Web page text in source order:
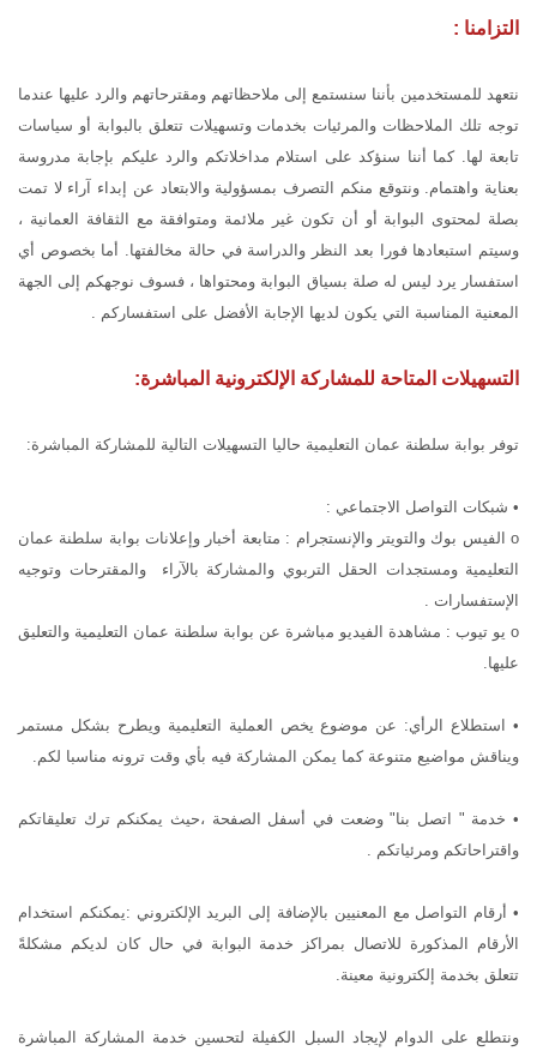
التزامنا :
نتعهد للمستخدمين بأننا سنستمع إلى ملاحظاتهم ومقترحاتهم والرد عليها عندما
توجه تلك الملاحظات والمرئيات بخدمات وتسهيلات تتعلق بالبوابة أو سياسات
تابعة لها. كما أننا سنؤكد على استلام مداخلاتكم والرد عليكم بإجابة مدروسة
بعناية واهتمام. ونتوقع منكم التصرف بمسؤولية والابتعاد عن إبداء آراء لا تمت
بصلة لمحتوى البوابة أو أن تكون غير ملائمة ومتوافقة مع الثقافة العمانية ،
وسيتم استبعادها فورا بعد النظر والدراسة في حالة مخالفتها. أما بخصوص أي
استفسار يرد ليس له صلة بسياق البوابة ومحتواها ، فسوف نوجهكم إلى الجهة
المعنية المناسبة التي يكون لديها الإجابة الأفضل على استفساركم .
التسهيلات المتاحة للمشاركة الإلكترونية المباشرة:
توفر بوابة سلطنة عمان التعليمية حاليا التسهيلات التالية للمشاركة المباشرة:
• شبكات التواصل الاجتماعي :
o الفيس بوك والتويتر والإنستجرام : متابعة أخبار وإعلانات بوابة سلطنة عمان
التعليمية ومستجدات الحقل التربوي والمشاركة بالآراء والمقترحات وتوجيه
الإستفسارات .
o يو تيوب : مشاهدة الفيديو مباشرة عن بوابة سلطنة عمان التعليمية والتعليق
عليها.
• استطلاع الرأي: عن موضوع يخص العملية التعليمية ويطرح بشكل مستمر
ويناقش مواضيع متنوعة كما يمكن المشاركة فيه بأي وقت ترونه مناسبا لكم.
• خدمة " اتصل بنا" وضعت في أسفل الصفحة ،حيث يمكنكم ترك تعليقاتكم
واقتراحاتكم ومرئياتكم .
• أرقام التواصل مع المعنيين بالإضافة إلى البريد الإلكتروني :يمكنكم استخدام
الأرقام المذكورة للاتصال بمراكز خدمة البوابة في حال كان لديكم مشكلةً
تتعلق بخدمة إلكترونية معينة.
ونتطلع على الدوام لإيجاد السبل الكفيلة لتحسين خدمة المشاركة المباشرة